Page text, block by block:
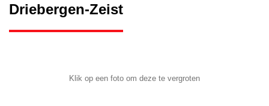
Driebergen-Zeist
Klik op een foto om deze te vergroten